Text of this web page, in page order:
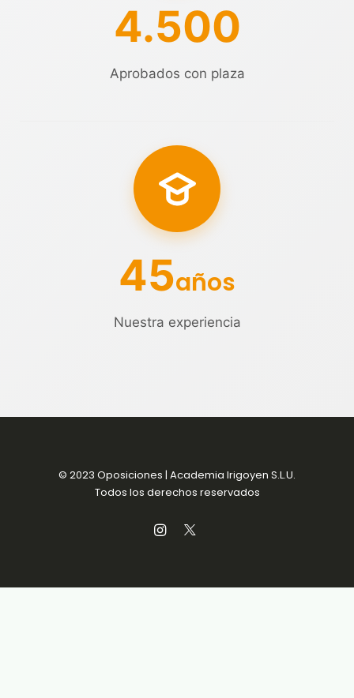
4.500
Aprobados con plaza
45años
Nuestra experiencia
© 2023 Oposiciones | Academia Irigoyen S.L.U.
Todos los derechos reservados